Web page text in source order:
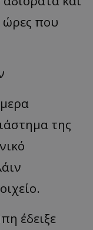
ώρες που
της
έδειξε